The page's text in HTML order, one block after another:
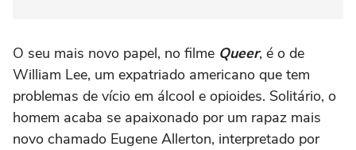
O seu mais novo papel, no filme Queer, é o de
William Lee, um expatriado americano que tem
problemas de vício em álcool e opioides. Solitário, o
homem acaba se apaixonado por um rapaz mais
novo chamado Eugene Allerton, interpretado por